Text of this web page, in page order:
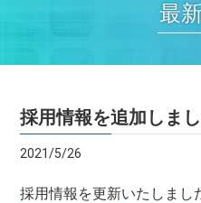
最
採用情報を追加しま
2021/5/26
採用情報を更新いたしまし